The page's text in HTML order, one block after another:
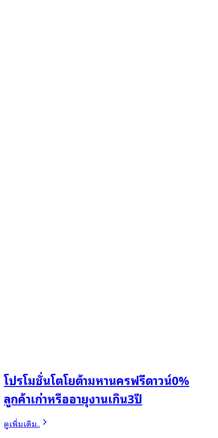
โปรโมชั่นโตโยต้ามหานครฟรีดาวน์0%
ลูกค้าเก่าหรืออายุงานเกิน3ปี
ดูเพิ่มเติม..